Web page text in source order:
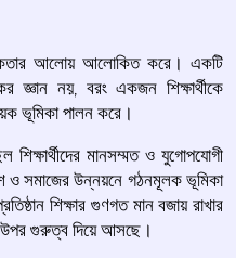
আলোয় আলোকিত করে। একটি
জ্ঞান নয়, বরং একজন শিক্ষার্থীকে
ভূমিকা পালন করে।
শিক্ষার্থীদের মানসম্মত ও যুগোপযোগী
ও সমাজের উন্নয়নে গঠনমূলক ভূমিকা
শিক্ষার গুণগত মান বজায় রাখার
উপর গুরুত্ব দিয়ে আসছে।